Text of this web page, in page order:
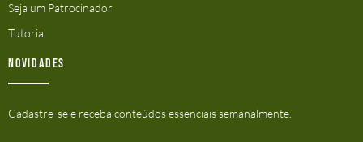
Seja um Patrocinador
Tutorial
Novidades
Cadastre-se e receba conteúdos essenciais semanalmente.